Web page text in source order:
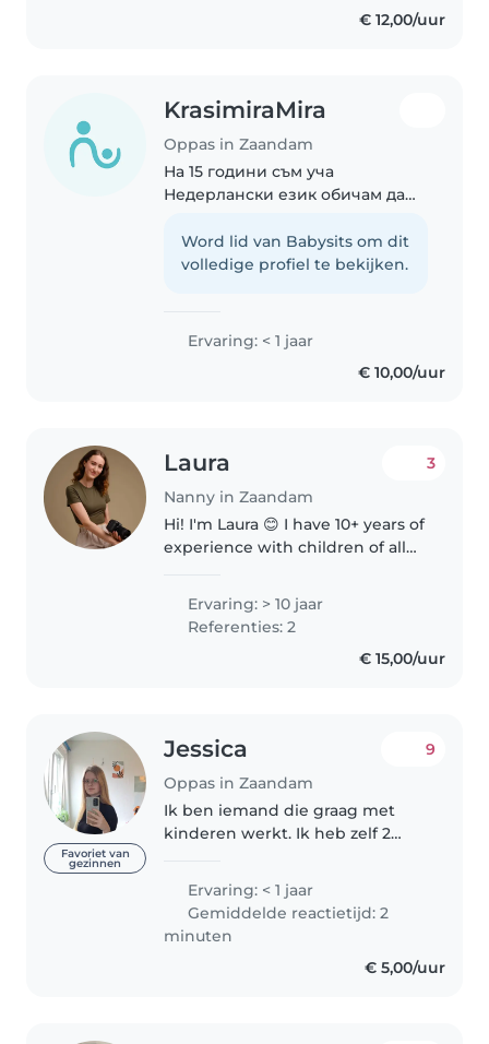
€ 12,00/uur
KrasimiraMira
Oppas in Zaandam
На 15 години съм уча
Недерлански език обичам да
принцип и мисля че ще е
хубаво да работя така за сега.
се радвала..
Word lid van Babysits om dit
volledige profiel te bekijken.
Ervaring: < 1 jaar
€ 10,00/uur
Laura
Nanny in Zaandam
3
Hi! I'm Laura 😊 I have 10+ years of
experience with children of all
and I genuinely enjoy spending
time with kids. 😊 I'm reliable,
caring, and will..
Ervaring: > 10 jaar
Referenties: 2
€ 15,00/uur
Favoriet van
gezinnen
Jessica
Oppas in Zaandam
9
Ik ben iemand die graag met
kinderen werkt. Ik heb zelf 2
als ik ergens mee moet helpen
zou ik het doen, en ik zou alles
bij uw kind doen wat moet..
Ervaring: < 1 jaar
Gemiddelde reactietijd: 2
minuten
€ 5,00/uur